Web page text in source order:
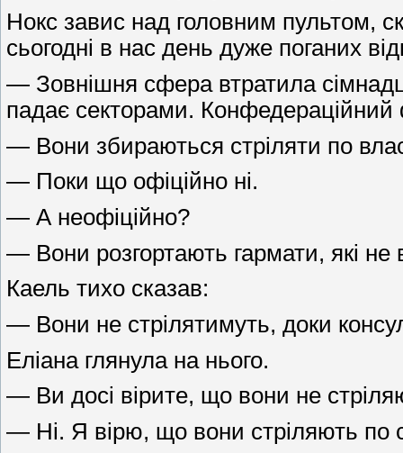
Нокс завис над головним пультом,
сьогодні в нас день дуже поганих
— Зовнішня сфера втратила
падає секторами. Конфедераційний
— Вони збираються стріляти по
— Поки що офіційно ні.
— А неофіційно?
— Вони розгортають гармати, які
Каель тихо сказав:
— Вони не стрілятимуть, доки
Еліана глянула на нього.
— Ви досі вірите, що вони не
— Ні. Я вірю, що вони стріляють по